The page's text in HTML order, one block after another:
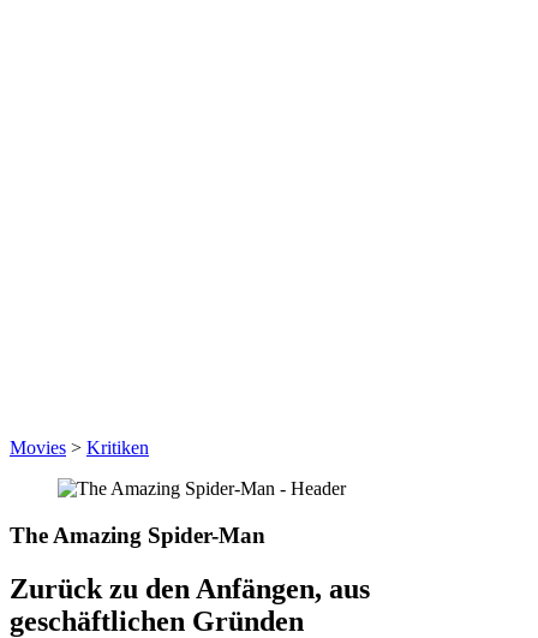
Movies > Kritiken
The Amazing Spider-Man
Zurück zu den Anfängen, aus
geschäftlichen Gründen